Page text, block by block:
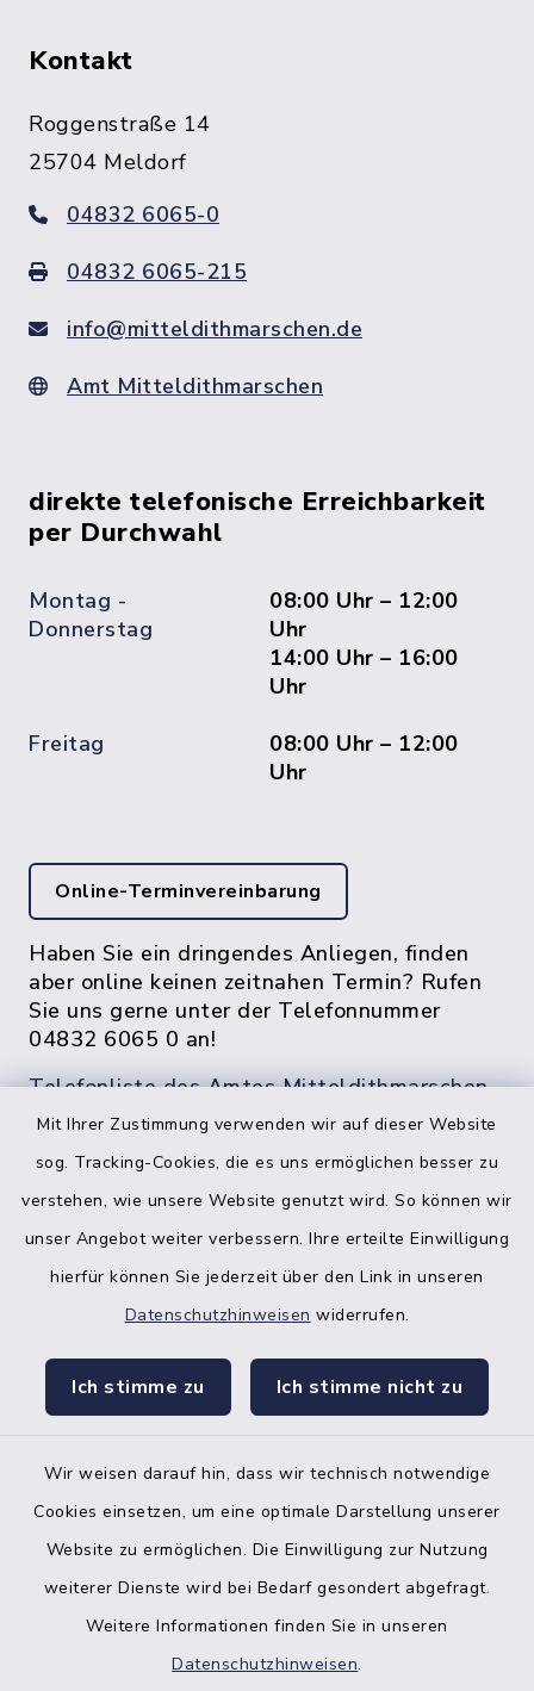
Mit Ihrer Zustimmung verwenden wir auf dieser Website
sog. Tracking-Cookies, die es uns ermöglichen besser zu
verstehen, wie unsere Website genutzt wird. So können wir
unser Angebot weiter verbessern. Ihre erteilte Einwilligung
hierfür können Sie jederzeit über den Link in unseren
Datenschutzhinweisen widerrufen.
Ich stimme zu Ich stimme nicht zu
Wir weisen darauf hin, dass wir technisch notwendige
Cookies einsetzen, um eine optimale Darstellung unserer
Website zu ermöglichen. Die Einwilligung zur Nutzung
weiterer Dienste wird bei Bedarf gesondert abgefragt.
Weitere Informationen finden Sie in unseren
Datenschutzhinweisen.
Kontakt
Roggenstraße 14
25704 Meldorf
04832 6065-0
04832 6065-215
info@mitteldithmarschen.de
Amt Mitteldithmarschen
direkte telefonische Erreichbarkeit
per Durchwahl
Montag -
Donnerstag
08:00 Uhr – 12:00
Uhr
14:00 Uhr – 16:00
Uhr
Freitag
08:00 Uhr – 12:00
Uhr
Online-Terminvereinbarung
Haben Sie ein dringendes Anliegen, finden
aber online keinen zeitnahen Termin? Rufen
Sie uns gerne unter der Telefonnummer
04832 6065 0 an!
Telefonliste des Amtes Mitteldithmarschen
facebook
Bankverbindung der Amtskasse
Barrierefreiheit